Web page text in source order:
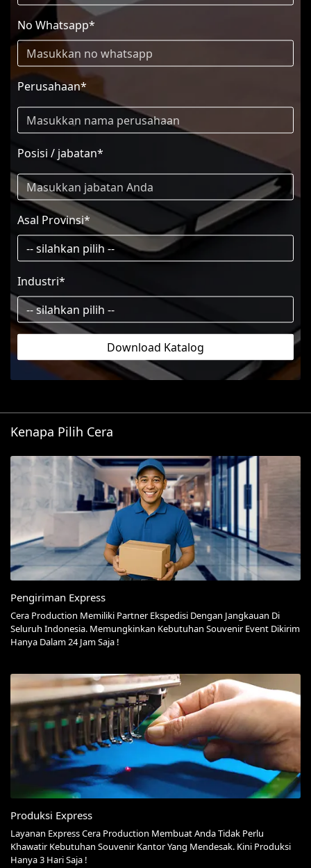
No Whatsapp*
Perusahaan*
Posisi / jabatan*
Asal Provinsi*
Industri*
Download Katalog
Kenapa Pilih Cera
Pengiriman Express
Cera Production Memiliki Partner Ekspedisi Dengan Jangkauan Di
Seluruh Indonesia. Memungkinkan Kebutuhan Souvenir Event Dikirim
Hanya Dalam 24 Jam Saja !
Produksi Express
Layanan Express Cera Production Membuat Anda Tidak Perlu
Khawatir Kebutuhan Souvenir Kantor Yang Mendesak. Kini Produksi
Hanya 3 Hari Saja !